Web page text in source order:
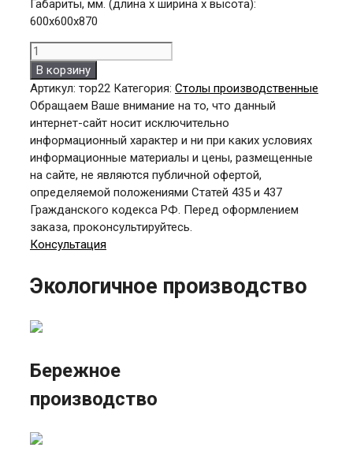
Габариты, мм. (длина х ширина х высота):
600x600x870
Количество
товара
Стол
производственный
СПРО
6x6
В корзину
Артикул: тор22 Категория: Столы производственные
Обращаем Ваше внимание на то, что данный
интернет-сайт носит исключительно
информационный характер и ни при каких условиях
информационные материалы и цены, размещенные
на сайте, не являются публичной офертой,
определяемой положениями Статей 435 и 437
Гражданского кодекса РФ. Перед оформлением
заказа, проконсультируйтесь.
Консультация
Экологичное производство
Бережное
производство